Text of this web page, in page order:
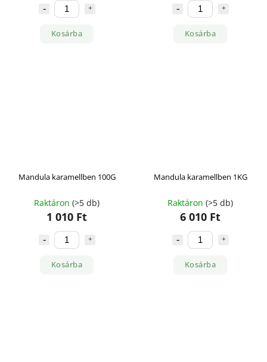
Kosárba Kosárba
Mandula karamellben 100G
Raktáron (>5 db)
1 010 Ft
Kosárba
Mandula karamellben 1KG
Raktáron (>5 db)
6 010 Ft
Kosárba